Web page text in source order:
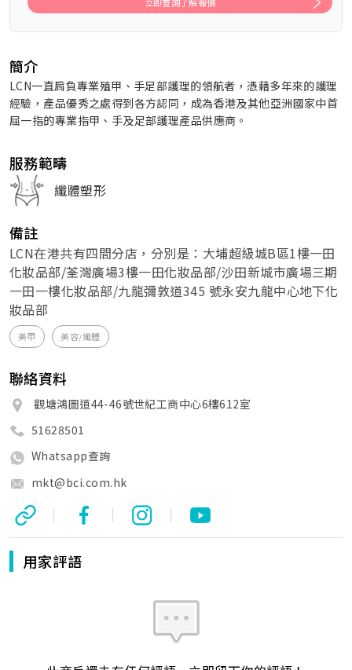
簡介
LCN一直肩負專業殖甲、手足部護理的領航者，憑藉多年來的護理
經驗，產品優秀之處得到各方認同，成為香港及其他亞洲國家中首
屈一指的專業指甲、手及足部護理產品供應商。
服務範疇
纖體塑形
備註
LCN在港共有四間分店，分別是：大埔超級城B區1樓一田
化妝品部/荃灣廣場3樓一田化妝品部/沙田新城市廣場三期
一田一樓化妝品部/九龍彌敦道345 號永安九龍中心地下化
妝品部
美甲 美容/纖體
聯絡資料
觀塘鴻圖道44-46號世紀工商中心6樓612室
51628501
Whatsapp查詢
mkt@bci.com.hk
| | |
用家評語